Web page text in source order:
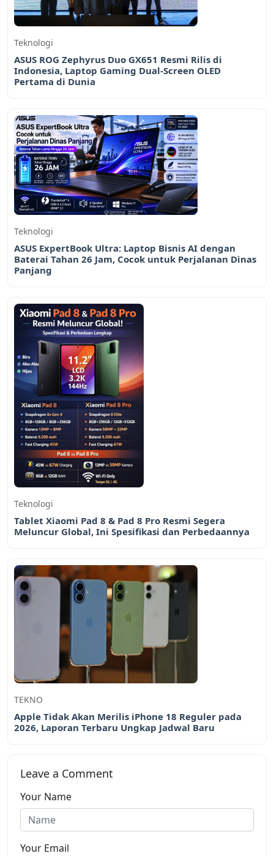
Teknologi
ASUS ROG Zephyrus Duo GX651 Resmi Rilis di
Indonesia, Laptop Gaming Dual-Screen OLED
Pertama di Dunia
Teknologi
ASUS ExpertBook Ultra: Laptop Bisnis AI dengan
Baterai Tahan 26 Jam, Cocok untuk Perjalanan Dinas
Panjang
Teknologi
Tablet Xiaomi Pad 8 & Pad 8 Pro Resmi Segera
Meluncur Global, Ini Spesifikasi dan Perbedaannya
TEKNO
Apple Tidak Akan Merilis iPhone 18 Reguler pada
2026, Laporan Terbaru Ungkap Jadwal Baru
Leave a Comment
Your Name
Your Email